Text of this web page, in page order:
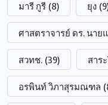
มารี กูรี (8) ยุง
ศาสตราจารย์ ดร. นา
สวทช. (39) สาร
อรพินท์ วิภาสุรมณฑล